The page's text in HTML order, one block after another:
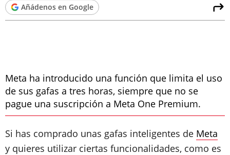
Añádenos en Google
Meta ha introducido una función que limita el uso
de sus gafas a tres horas, siempre que no se
pague una suscripción a Meta One Premium.
Si has comprado unas gafas inteligentes de Meta
y quieres utilizar ciertas funcionalidades, como es